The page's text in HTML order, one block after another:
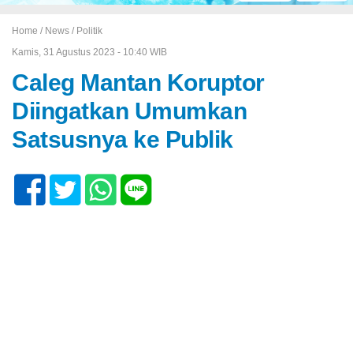
Home / News / Politik
Kamis, 31 Agustus 2023 - 10:40 WIB
Caleg Mantan Koruptor
Diingatkan Umumkan
Satsusnya ke Publik